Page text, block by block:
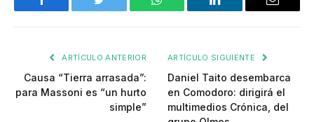
Facebook Twitter WhatsApp LinkedIn Email
ARTÍCULO ANTERIOR
Causa “Tierra arrasada”:
para Massoni es “un hurto
simple”
ARTÍCULO SIGUIENTE
Daniel Taito desembarca
en Comodoro: dirigirá el
multimedios Crónica, del